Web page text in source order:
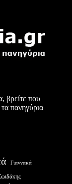
βρείτε που
τα πανηγύρια
Γιαννακά